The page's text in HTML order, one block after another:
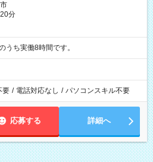
分
※表記のうち実働8時間です。
要 / 電話対応なし / パソコンスキル不要
応募する 詳細へ